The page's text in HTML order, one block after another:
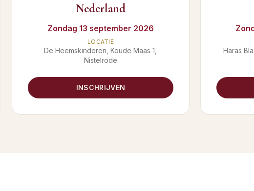
Nederland
Zondag 13 september 2026
LOCATIE
De Heemskinderen, Koude Maas 1,
Nistelrode
INSCHRIJVEN
Haras